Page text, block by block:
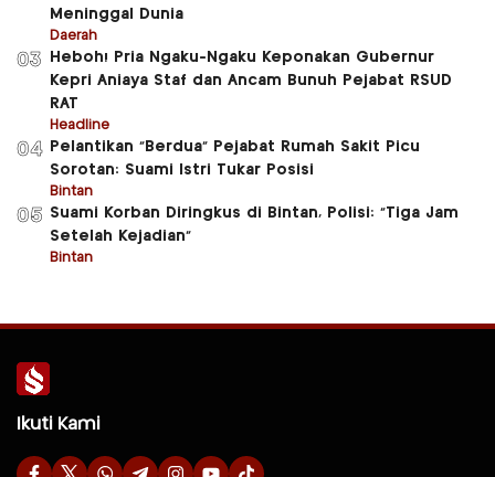
Meninggal Dunia
Daerah
03
Heboh! Pria Ngaku-Ngaku Keponakan Gubernur
Kepri Aniaya Staf dan Ancam Bunuh Pejabat RSUD
RAT
Headline
04
Pelantikan “Berdua” Pejabat Rumah Sakit Picu
Sorotan: Suami Istri Tukar Posisi
Bintan
05 Suami Korban Diringkus di Bintan, Polisi: “Tiga Jam
Setelah Kejadian”
Bintan
Ikuti Kami